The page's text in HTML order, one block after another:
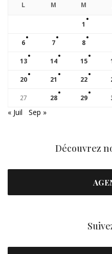
L M M
1
6 7 8
13 14 15
20 21 22
27 28 29
« Juil Sep »
Découvrez